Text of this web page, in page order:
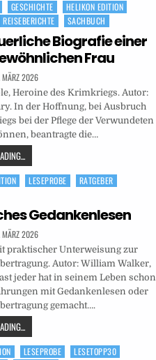
GESCHICHTE
HELIKON EDITION
REISEBERICHTE SACHBUCH
Biografie einer
Frau
MÄRZ 2026
Heroine des Krimkriegs. Autor:
In der Hoffnung, bei Ausbruch
bei der Pflege der Verwundeten
beantragte die…
LESEPROBE
RATGEBER
Gedankenlesen
MÄRZ 2026
praktischer Unterweisung zur
Autor: William Walker,
jeder hat in seinem Leben schon
mit Gedankenlesen oder
gemacht….
LESEPROBE
LESETOPP30